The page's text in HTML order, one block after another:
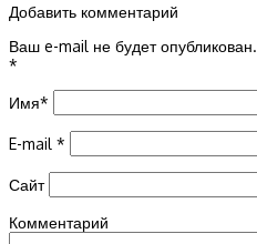
Добавить комментарий
Ваш e-mail не будет опубликован.
*
Имя*
E-mail *
Сайт
Комментарий